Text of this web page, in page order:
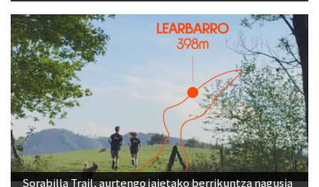
Sorabilla Trail, aurtengo jaietako berrikuntza nagusia